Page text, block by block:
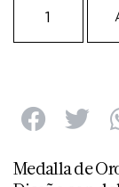
Medalla de